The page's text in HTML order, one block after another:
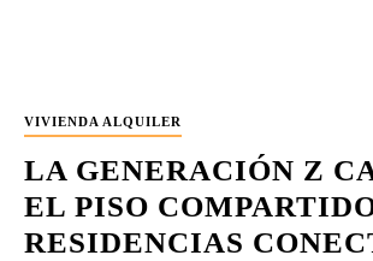
VIVIENDA ALQUILER
LA GENERACIÓN Z
EL PISO
RESIDENCIAS